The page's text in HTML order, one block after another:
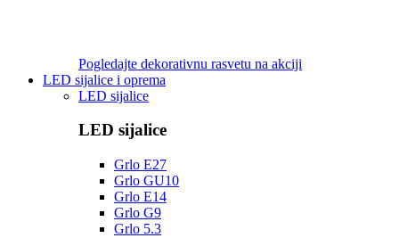
Pogledajte dekorativnu rasvetu na akciji
LED sijalice i oprema
LED sijalice
LED sijalice
Grlo E27
Grlo GU10
Grlo E14
Grlo G9
Grlo 5.3